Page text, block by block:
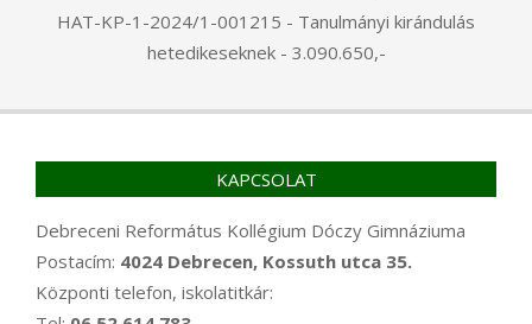
HAT-KP-1-2024/1-001215 - Tanulmányi kirándulás
hetedikeseknek - 3.090.650,-
KAPCSOLAT
Debreceni Református Kollégium Dóczy Gimnáziuma
Postacím: 4024 Debrecen, Kossuth utca 35.
Központi telefon, iskolatitkár: